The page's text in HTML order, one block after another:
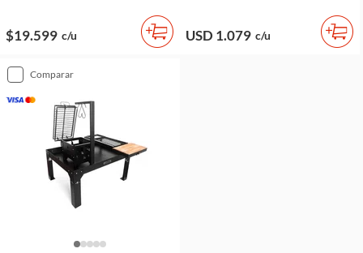
$19.599 c/u USD 1.079 c/u
comparar